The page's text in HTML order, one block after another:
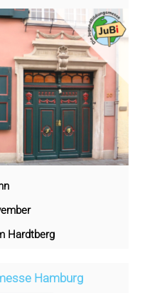
Hardtberg
Hamburg